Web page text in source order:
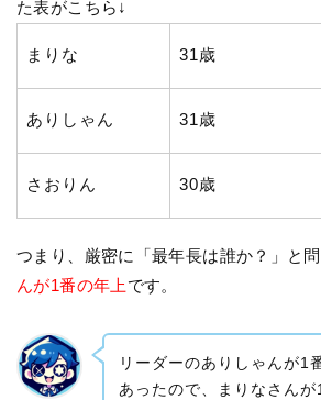
た表がこちら↓
まりな 31歳
ありしゃん 31歳
さおりん 30歳
つまり、厳密に「最年長は誰か？」と問
んが1番の年上 です。
リーダーのありしゃんが1
あったので、まりなさん